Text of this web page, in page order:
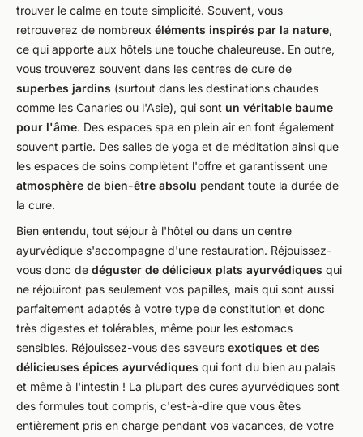
trouver le calme en toute simplicité. Souvent, vous
retrouverez de nombreux éléments inspirés par la nature,
ce qui apporte aux hôtels une touche chaleureuse. En outre,
vous trouverez souvent dans les centres de cure de
superbes jardins (surtout dans les destinations chaudes
comme les Canaries ou l'Asie), qui sont un véritable baume
pour l'âme. Des espaces spa en plein air en font également
souvent partie. Des salles de yoga et de méditation ainsi que
les espaces de soins complètent l'offre et garantissent une
atmosphère de bien-être absolu pendant toute la durée de
la cure.
Bien entendu, tout séjour à l'hôtel ou dans un centre
ayurvédique s'accompagne d'une restauration. Réjouissez-
vous donc de déguster de délicieux plats ayurvédiques qui
ne réjouiront pas seulement vos papilles, mais qui sont aussi
parfaitement adaptés à votre type de constitution et donc
très digestes et tolérables, même pour les estomacs
sensibles. Réjouissez-vous des saveurs exotiques et des
délicieuses épices ayurvédiques qui font du bien au palais
et même à l'intestin ! La plupart des cures ayurvédiques sont
des formules tout compris, c'est-à-dire que vous êtes
entièrement pris en charge pendant vos vacances, de votre